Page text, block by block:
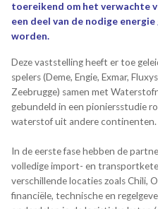
toereikend om het verwachte
een deel van de nodige
worden.
Deze vaststelling heeft er toe
spelers (Deme, Engie, Exmar,
Zeebrugge) samen met
gebundeld in een pioniersstudie
waterstof uit andere continenten.
In de eerste fase hebben de
volledige import- en
verschillende locaties zoals Chili,
financiële, technische en